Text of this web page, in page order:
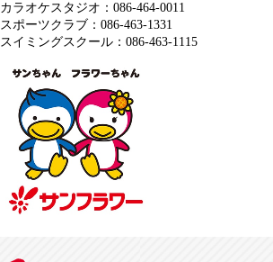
カラオケスタジオ：086-464-0011
スポーツクラブ：086-463-1331
スイミングスクール：086-463-1115